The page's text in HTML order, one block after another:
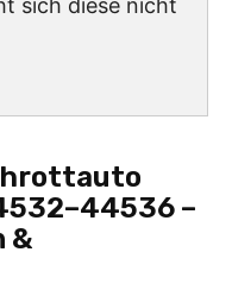
sich diese nicht
–
&